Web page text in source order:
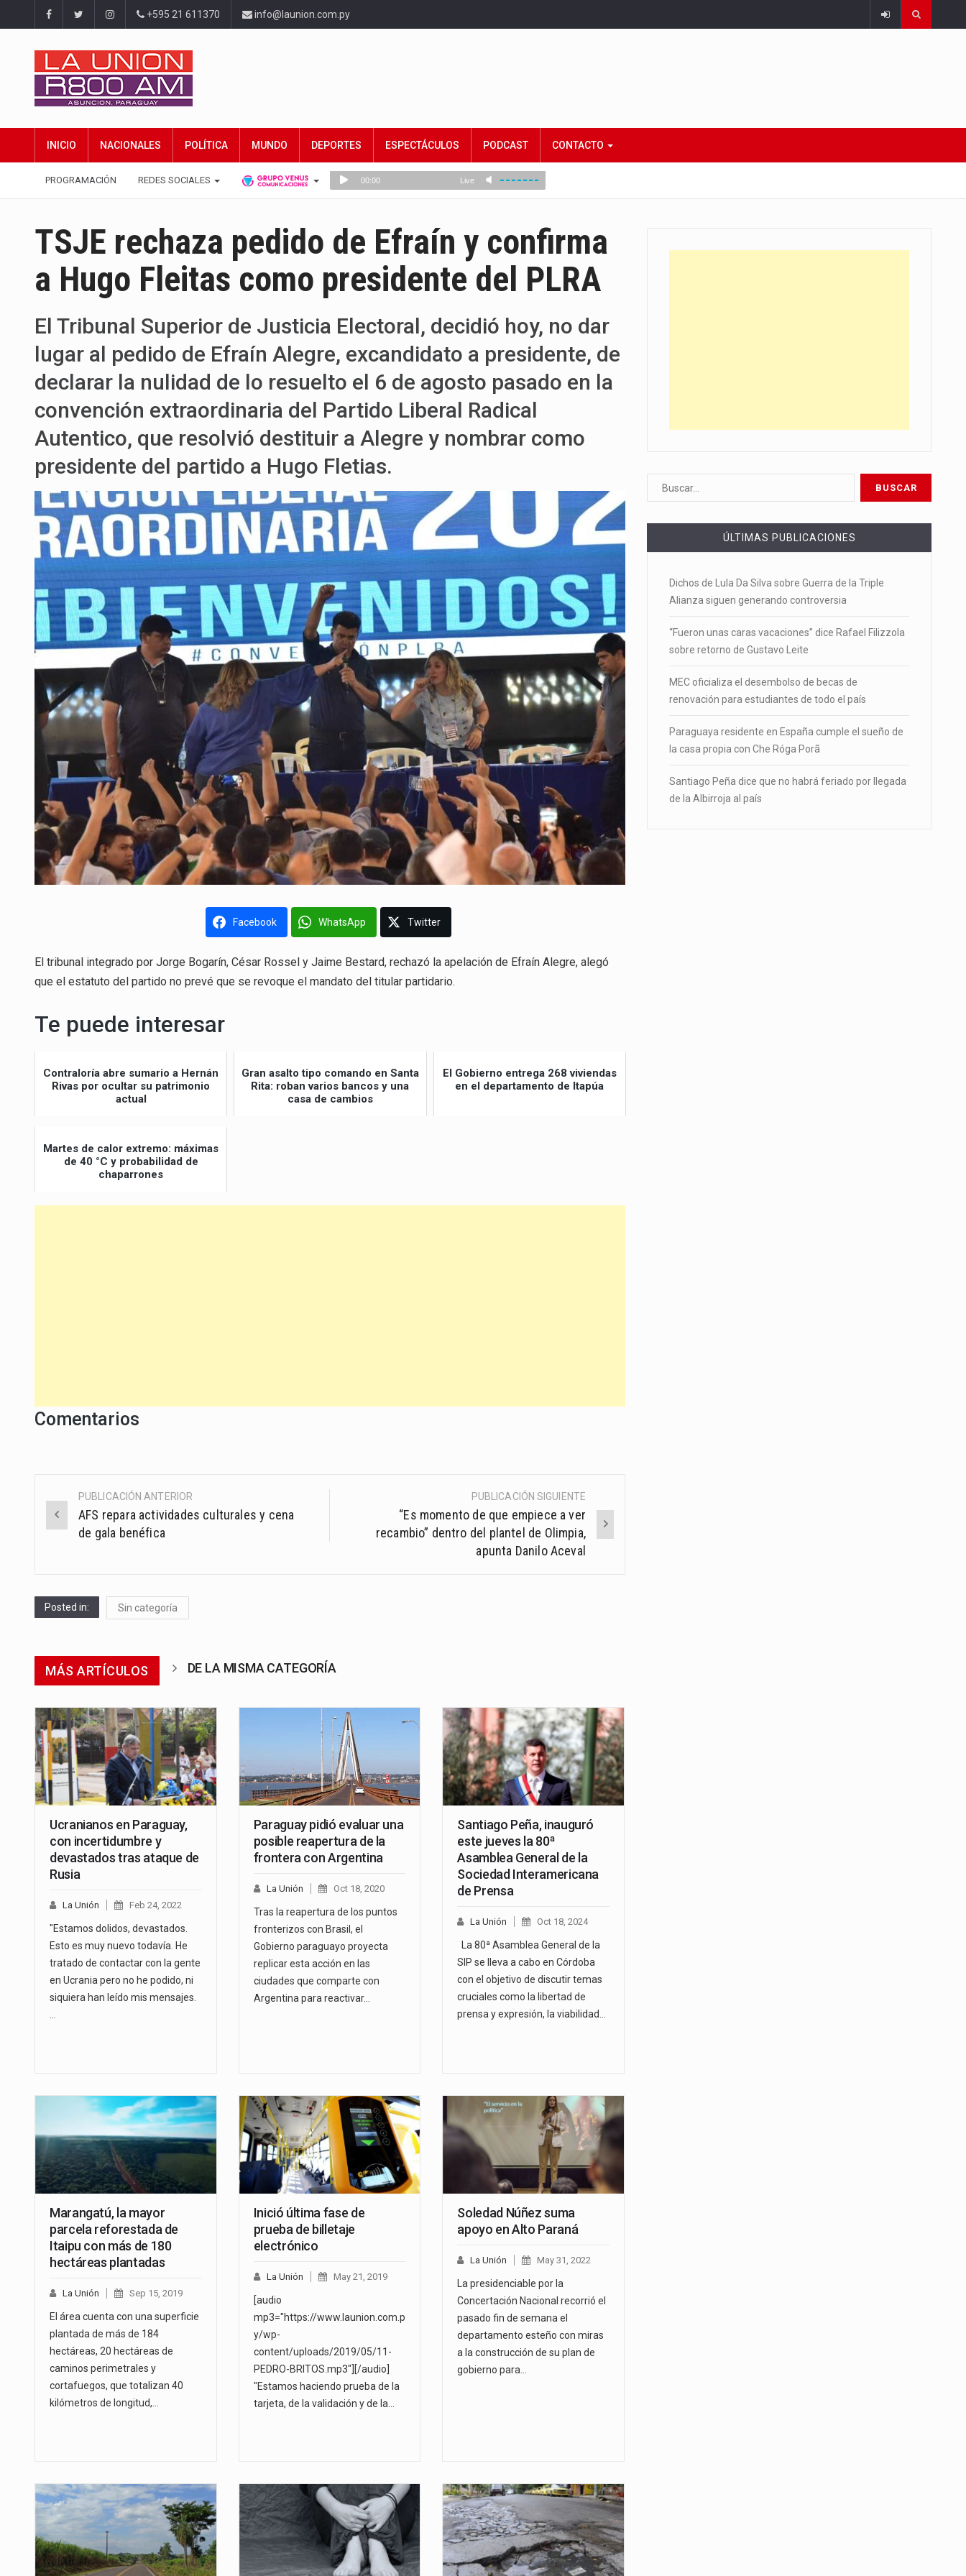
+595 21 611370 info@launion.com.py
INICIO NACIONALES POLÍTICA MUNDO DEPORTES ESPECTÁCULOS PODCAST CONTACTO
PROGRAMACIÓN REDES SOCIALES
TSJE rechaza pedido de Efraín y confirma
a Hugo Fleitas como presidente del PLRA
El Tribunal Superior de Justicia Electoral, decidió hoy, no dar
lugar al pedido de Efraín Alegre, excandidato a presidente, de
declarar la nulidad de lo resuelto el 6 de agosto pasado en la
convención extraordinaria del Partido Liberal Radical
Autentico, que resolvió destituir a Alegre y nombrar como
presidente del partido a Hugo Fletias.
Facebook WhatsApp Twitter
El tribunal integrado por Jorge Bogarín, César Rossel y Jaime Bestard, rechazó la apelación de Efraín Alegre, alegó
que el estatuto del partido no prevé que se revoque el mandato del titular partidario.
Te puede interesar
Contraloría abre sumario a Hernán
Rivas por ocultar su patrimonio
actual
Gran asalto tipo comando en Santa
Rita: roban varios bancos y una
casa de cambios
El Gobierno entrega 268 viviendas
en el departamento de Itapúa
Martes de calor extremo: máximas
de 40 °C y probabilidad de
chaparrones
Comentarios
Post
navigation
PUBLICACIÓN ANTERIOR
AFS repara actividades culturales y cena
de gala benéfica
PUBLICACIÓN SIGUIENTE
“Es momento de que empiece a ver
recambio” dentro del plantel de Olimpia,
apunta Danilo Aceval
Posted in: Sin categoría
MÁS ARTÍCULOS DE LA MISMA CATEGORÍA
Ucranianos en Paraguay,
con incertidumbre y
devastados tras ataque de
Rusia
La Unión Feb 24, 2022
"Estamos dolidos, devastados.
Esto es muy nuevo todavía. He
tratado de contactar con la gente
en Ucrania pero no he podido, ni
siquiera han leído mis mensajes.
Paraguay pidió evaluar una
posible reapertura de la
frontera con Argentina
La Unión Oct 18, 2020
Tras la reapertura de los puntos
fronterizos con Brasil, el
Gobierno paraguayo proyecta
replicar esta acción en las
ciudades que comparte con
Argentina para reactivar…
Santiago Peña, inauguró
este jueves la 80ª
Asamblea General de la
Sociedad Interamericana
de Prensa
La Unión Oct 18, 2024
La 80ª Asamblea General de la
SIP se lleva a cabo en Córdoba
con el objetivo de discutir temas
cruciales como la libertad de
prensa y expresión, la viabilidad…
Marangatú, la mayor
parcela reforestada de
Itaipu con más de 180
hectáreas plantadas
La Unión Sep 15, 2019
El área cuenta con una superficie
plantada de más de 184
hectáreas, 20 hectáreas de
caminos perimetrales y
cortafuegos, que totalizan 40
kilómetros de longitud,…
Inició última fase de
prueba de billetaje
electrónico
La Unión May 21, 2019
[audio
mp3="https://www.launion.com.p
y/wp-
content/uploads/2019/05/11-
PEDRO-BRITOS.mp3"][/audio]
"Estamos haciendo prueba de la
tarjeta, de la validación y de la…
Soledad Núñez suma
apoyo en Alto Paraná
La Unión May 31, 2022
La presidenciable por la
Concertación Nacional recorrió el
pasado fin de semana el
departamento esteño con miras
a la construcción de su plan de
gobierno para…
ÚLTIMAS PUBLICACIONES
Dichos de Lula Da Silva sobre Guerra de la Triple
Alianza siguen generando controversia
“Fueron unas caras vacaciones” dice Rafael Filizzola
sobre retorno de Gustavo Leite
MEC oficializa el desembolso de becas de
renovación para estudiantes de todo el país
Paraguaya residente en España cumple el sueño de
la casa propia con Che Róga Porã
Santiago Peña dice que no habrá feriado por llegada
de la Albirroja al país